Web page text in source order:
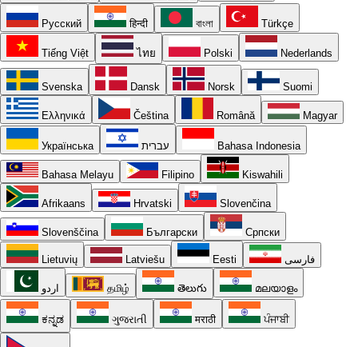
Русский हिन्दी বাংলা Türkçe
Tiếng Việt ไทย Polski Nederlands
Svenska Dansk Norsk Suomi
Ελληνικά Čeština Română Magyar
Українська עברית Bahasa Indonesia
Bahasa Melayu Filipino Kiswahili
Afrikaans Hrvatski Slovenčina
Slovenščina Български Српски
Lietuvių Latviešu Eesti فارسی
اردو தமிழ் తెలుగు മലയാളം
ಕನ್ನಡ ગુજરાતી मराठी ਪੰਜਾਬੀ